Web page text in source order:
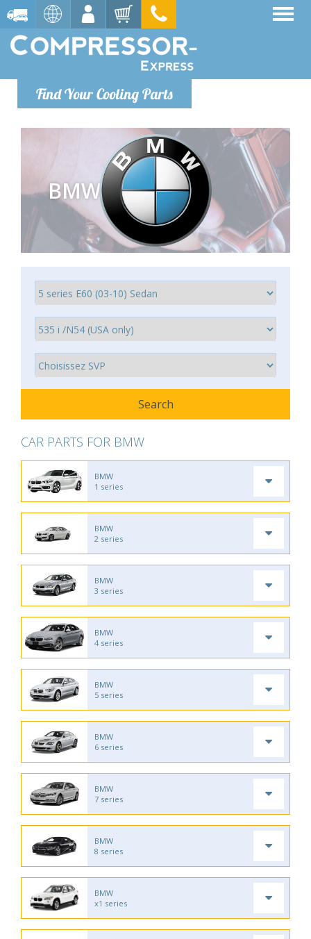
Find Your Cooling Parts
BMW
CAR PARTS FOR BMW
BMW
1 series
BMW
2 series
BMW
3 series
BMW
4 series
BMW
5 series
BMW
6 series
BMW
7 series
BMW
8 series
BMW
x1 series